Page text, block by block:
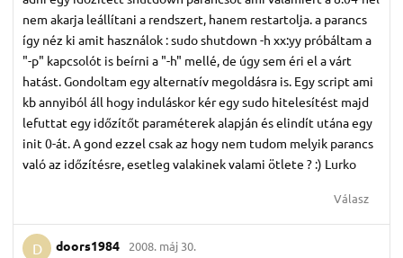
nem akarja leállítani a rendszert, hanem restartolja. a parancs
így néz ki amit használok : sudo shutdown -h xx:yy próbáltam a
"-p" kapcsolót is beírni a "-h" mellé, de úgy sem éri el a várt
hatást. Gondoltam egy alternatív megoldásra is. Egy script ami
kb annyiból áll hogy induláskor kér egy sudo hitelesítést majd
lefuttat egy időzítőt paraméterek alapján és elindít utána egy
init 0-át. A gond ezzel csak az hogy nem tudom melyik parancs
való az időzítésre, esetleg valakinek valami ötlete ? :) Lurko
Válasz
D doors1984 2008. máj 30.